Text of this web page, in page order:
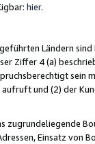
hier.
Ländern
Ziffer 4 (a)
sein
und (2) der
Einsatz von